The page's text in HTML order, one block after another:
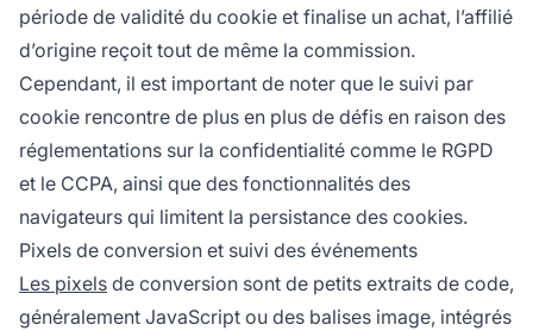
période de validité du cookie et finalise un achat, l’affilié
d’origine reçoit tout de même la commission.
Cependant, il est important de noter que le suivi par
cookie rencontre de plus en plus de défis en raison des
réglementations sur la confidentialité comme le RGPD
et le CCPA, ainsi que des fonctionnalités des
navigateurs qui limitent la persistance des cookies.
Pixels de conversion et suivi des événements
Les pixels de conversion sont de petits extraits de code,
généralement JavaScript ou des balises image, intégrés